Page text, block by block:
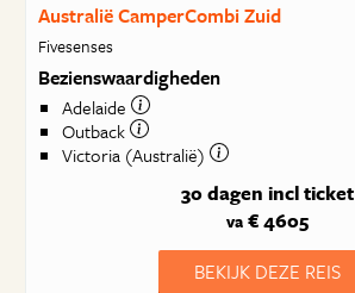
Australië CamperCombi Zuid
Fivesenses
Bezienswaardigheden
Adelaide
Outback
Victoria (Australië)
30 dagen incl ticket
va€ 4605
BEKIJK DEZE REIS